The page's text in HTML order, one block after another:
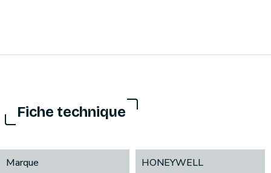
Fiche technique
Marque HONEYWELL